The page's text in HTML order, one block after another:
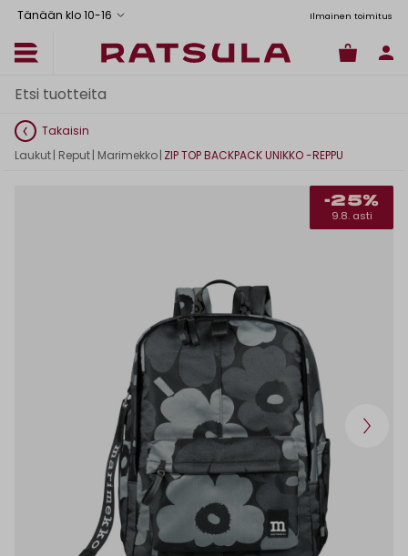
Tänään klo 10-16
Toimituskulut alk. 6,90€ Ilmainen toimitus Manner-Suomeen yli
Takaisin
Laukut| Reput| Marimekko | ZIP TOP BACKPACK UNIKKO -REPPU
-25%
9.8. asti